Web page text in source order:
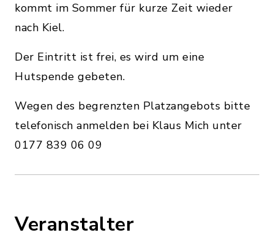
kommt im Sommer für kurze Zeit wieder
nach Kiel.
Der Eintritt ist frei, es wird um eine
Hutspende gebeten.
Wegen des begrenzten Platzangebots bitte
telefonisch anmelden bei Klaus Mich unter
0177 839 06 09
Veranstalter